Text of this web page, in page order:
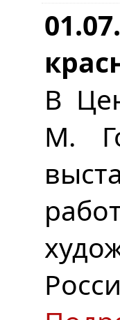
В
М.